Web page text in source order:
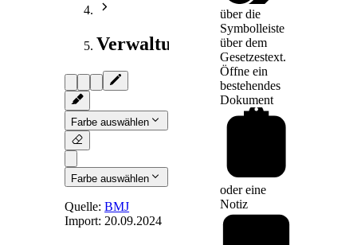
Verwaltungsprozessrecht
Farbe auswählen
Farbe auswählen
Quelle:BMJ
Import: 20.09.2024
über die
Symbolleiste
über dem
Gesetzestext.
Öffne ein
bestehendes
Dokument
oder eine
Notiz